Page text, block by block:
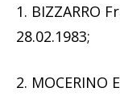
1. BIZZARRO
28.02.1983;
2.